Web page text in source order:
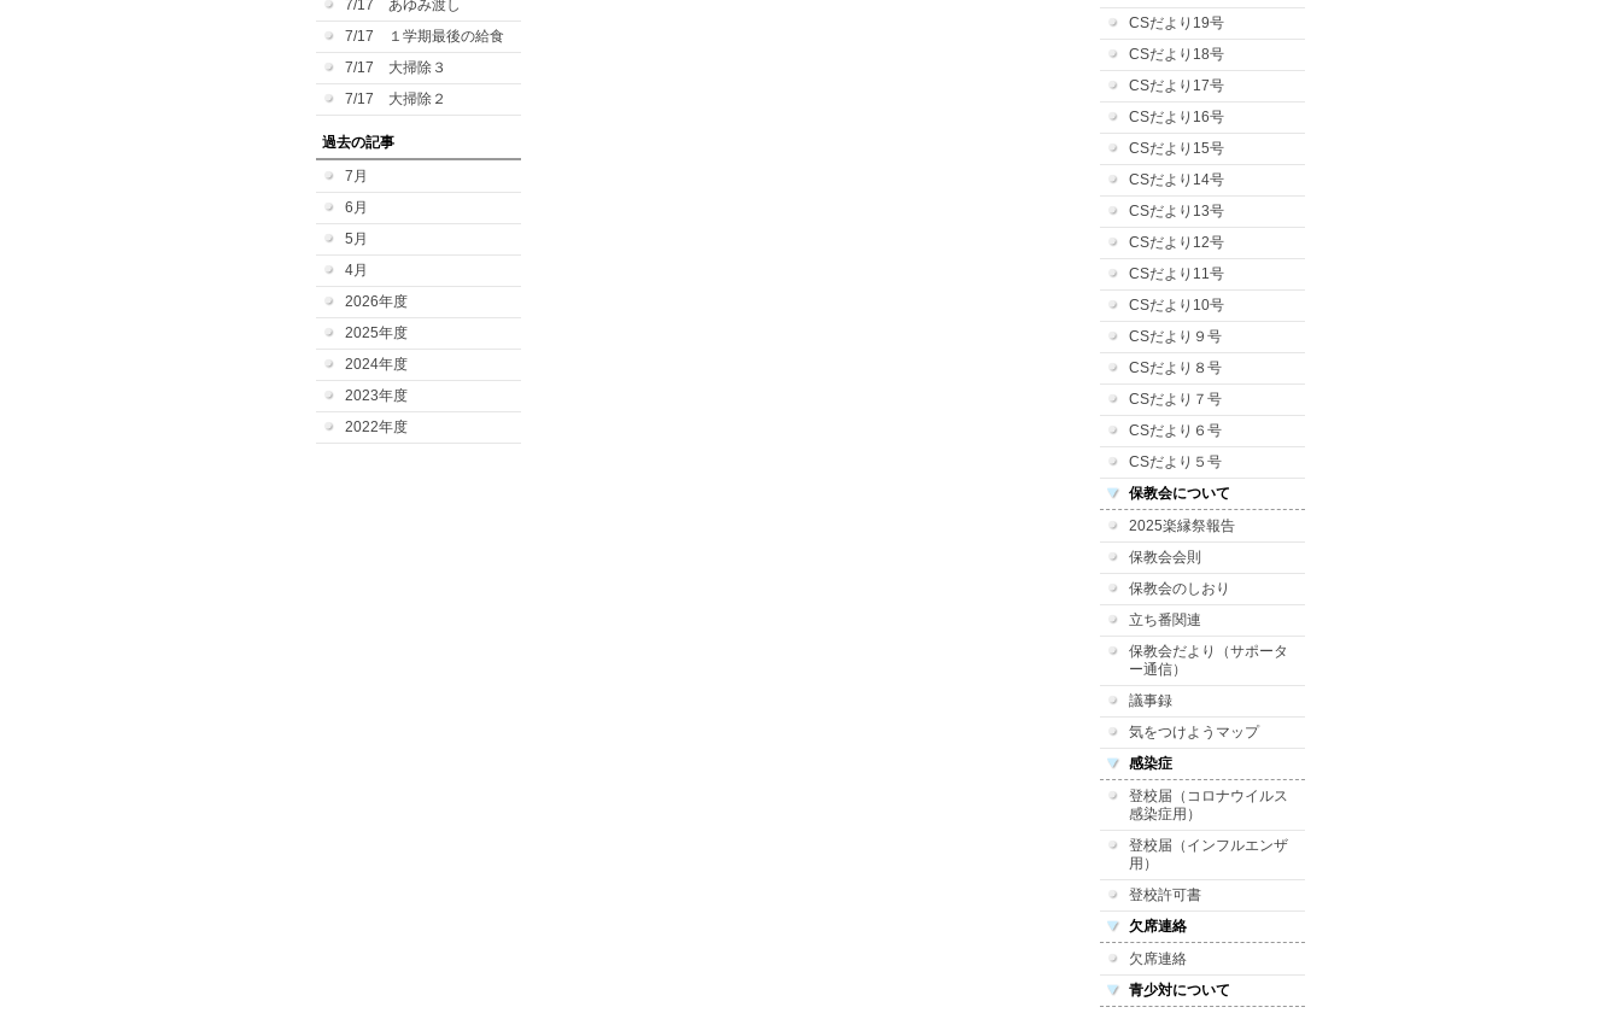
7/17 あゆみ渡し
7/17 １学期最後の給食
7/17 大掃除３
7/17 大掃除２
過去の記事
7月
6月
5月
4月
2026年度
2025年度
2024年度
2023年度
2022年度
CSだより19号
CSだより18号
CSだより17号
CSだより16号
CSだより15号
CSだより14号
CSだより13号
CSだより12号
CSだより11号
CSだより10号
CSだより９号
CSだより８号
CSだより７号
CSだより６号
CSだより５号
保教会について
2025楽縁祭報告
保教会会則
保教会のしおり
立ち番関連
保教会だより（サポータ
ー通信）
議事録
気をつけようマップ
感染症
登校届（コロナウイルス
感染症用）
登校届（インフルエンザ
用）
登校許可書
欠席連絡
欠席連絡
青少対について